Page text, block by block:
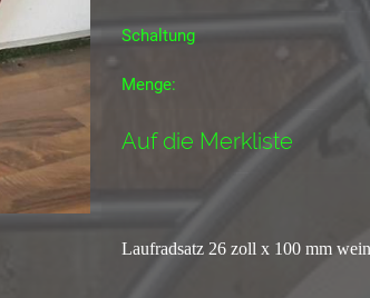
Schaltung
Menge:
Auf die Merkliste
Laufradsatz 26 zoll x 100 mm